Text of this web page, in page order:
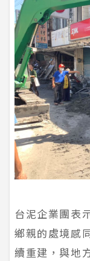
台泥企業團表
鄉親的處境感
續重建，與地